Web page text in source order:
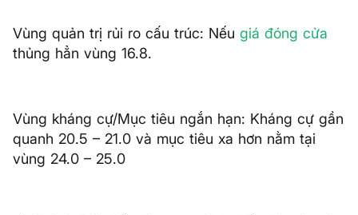
Vùng quản trị rủi ro cấu trúc: Nếu giá đóng cửa
thủng hẳn vùng 16.8.
Vùng kháng cự/Mục tiêu ngắn hạn: Kháng cự gần
quanh 20.5 – 21.0 và mục tiêu xa hơn nằm tại
vùng 24.0 – 25.0